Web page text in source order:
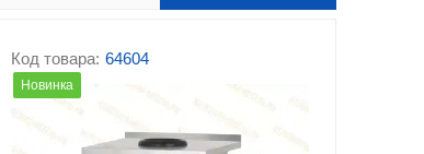
Код товара: 64604
Новинка